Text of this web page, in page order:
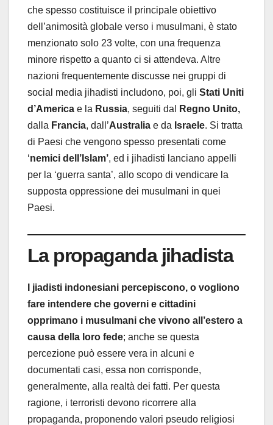
che spesso costituisce il principale obiettivo
dell’animosità globale verso i musulmani, è stato
menzionato solo 23 volte, con una frequenza
minore rispetto a quanto ci si attendeva. Altre
nazioni frequentemente discusse nei gruppi di
social media jihadisti includono, poi, gli Stati Uniti
d’America e la Russia, seguiti dal
Regno Unito,
dalla Francia, dall’Australia e da Israele. Si tratta
di Paesi che vengono spesso presentati come
‘nemici dell’Islam’, ed i jihadisti lanciano appelli
per la ‘guerra santa’, allo scopo di vendicare la
supposta oppressione dei musulmani in quei
Paesi.
La propaganda jihadista
I jiadisti indonesiani percepiscono, o vogliono
fare intendere che governi e cittadini
opprimano i musulmani che vivono all’estero a
causa della loro fede; anche se questa
percezione può essere vera in alcuni e
documentati casi, essa non corrisponde,
generalmente, alla realtà dei fatti. Per questa
ragione, i terroristi devono ricorrere alla
propaganda, proponendo valori pseudo religiosi